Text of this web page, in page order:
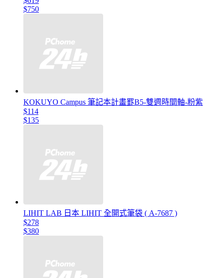
$750
KOKUYO Campus 筆記本計畫罫B5-雙週時間軸-粉紫
$114
$135
LIHIT LAB 日本 LIHIT 全開式筆袋 ( A-7687 )
$278
$380